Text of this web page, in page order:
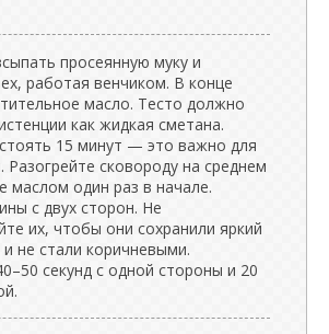
просеянную муку и
работая венчиком. В конце
масло. Тесто должно
как жидкая сметана.
15 минут — это важно для
Разогрейте сковороду на среднем
маслом один раз в начале.
с двух сторон. Не
их, чтобы они сохранили яркий
не стали коричневыми.
секунд с одной стороны и 20